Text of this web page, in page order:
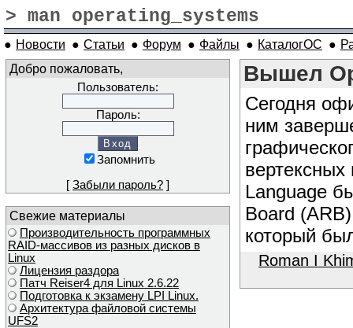
> man operating_systems
● Новости ● Статьи ● Форум ● Файлы ● КаталогОС ●
Добро пожаловать,
Пользователь:
Пароль:
Запомнить
[ Забыли пароль? ]
Свежие материалы
Производительность программных
RAID-массивов из разных дисков в
Linux
Лицензия раздора
Патч Reiser4 для Linux 2.6.22
Подготовка к экзамену LPI Linux.
Архитектура файловой системы
UFS2
Вышел
Сегодня
ним
Language
Board
который
Roman I